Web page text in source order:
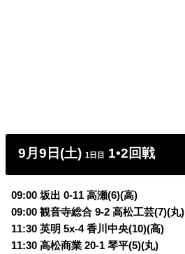
9月9日(土)1日目 1•2回戦
09:00 坂出 0-11 高瀬(6)(高)
09:00 観音寺総合 9-2 高松工芸(7)(丸)
11:30 英明 5x-4 香川中央(10)(高)
11:30 高松商業 20-1 琴平(5)(丸)